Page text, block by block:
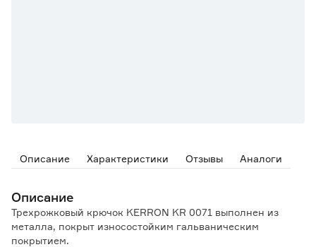
Описание Характеристики Отзывы Аналоги
Описание
Трехрожковый крючок KERRON KR 0071 выполнен из
металла, покрыт износостойким гальваническим
покрытием.